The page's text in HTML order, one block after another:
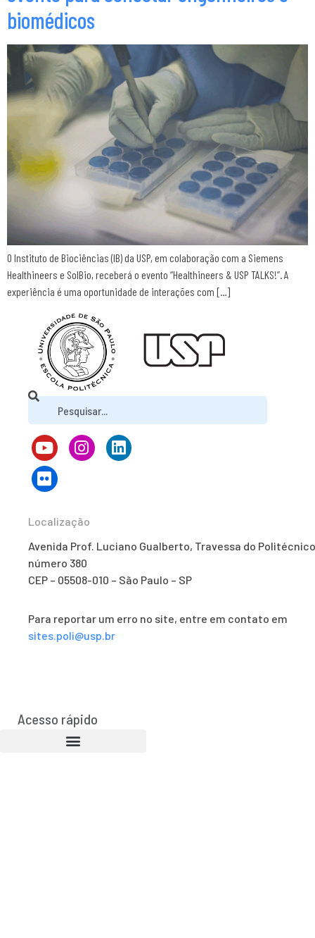
biomédicos
O Instituto de Biociências (IB) da USP, em colaboração com a Siemens
Healthineers e SolBio, receberá o evento “Healthineers & USP TALKS!”. A
experiência é uma oportunidade de interações com […]
Localização
Avenida Prof. Luciano Gualberto, Travessa do
número 380
CEP – 05508-010 – São Paulo – SP
Para reportar um erro no site, entre em contato em
sites.poli@usp.br
Acesso rápido